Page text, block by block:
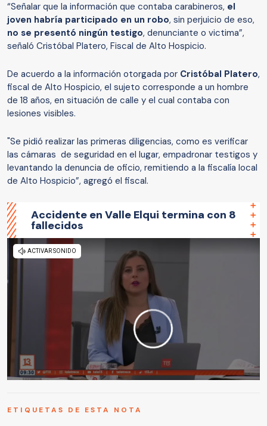
“Señalar que la información que contaba carabineros, el
joven habría participado en un robo, sin perjuicio de eso,
no se presentó ningún testigo, denunciante o victima”,
señaló Cristóbal Platero, Fiscal de Alto Hospicio.
De acuerdo a la información otorgada por Cristóbal Platero,
fiscal de Alto Hospicio, el sujeto corresponde a un hombre
de 18 años, en situación de calle y el cual contaba con
lesiones visibles.
"Se pidió realizar las primeras diligencias, como es verificar
las cámaras de seguridad en el lugar, empadronar testigos y
levantando la denuncia de oficio, remitiendo a la fiscalía local
de Alto Hospicio”, agregó el fiscal.
Accidente en Valle Elqui termina con 8
fallecidos
ETIQUETAS DE ESTA NOTA